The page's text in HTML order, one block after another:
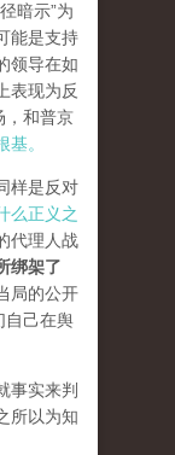
暗示”为
能是支持
领导在如
表现为反
，和普京
。
样是反对
么正义之
代理人战
绑架了
局的公开
自己在舆
事实来判
所以为知